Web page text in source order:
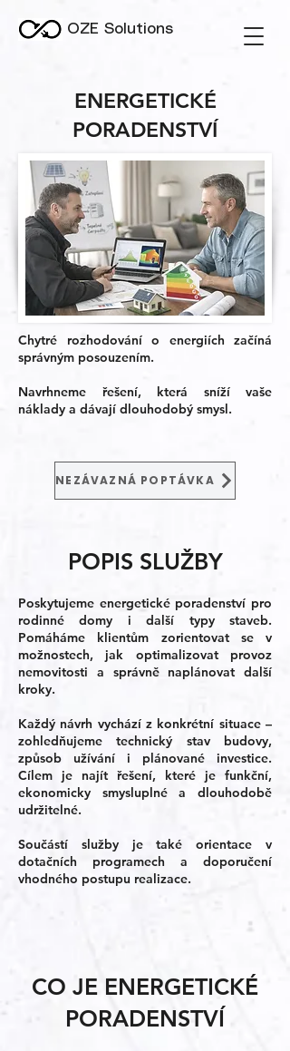
OZE Solutions
ENERGETICKÉ
PORADENSTVÍ
Chytré rozhodování o energiích začíná
správným posouzením.
Navrhneme řešení, která sníží vaše
náklady a dávají dlouhodobý smysl.
NEZÁVAZNÁ POPTÁVKA
POPIS SLUŽBY
Poskytujeme energetické poradenství pro
rodinné domy i další typy staveb.
Pomáháme klientům zorientovat se v
možnostech, jak optimalizovat provoz
nemovitosti a správně naplánovat další
kroky.
Každý návrh vychází z konkrétní situace –
zohledňujeme technický stav budovy,
způsob užívání i plánované investice.
Cílem je najít řešení, které je funkční,
ekonomicky smysluplné a dlouhodobě
udržitelné.
Součástí služby je také orientace v
dotačních programech a doporučení
vhodného postupu realizace.
CO JE ENERGETICKÉ
PORADENSTVÍ